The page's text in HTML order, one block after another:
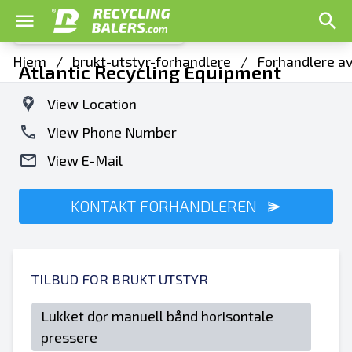
Hjem / brukt-utstyr-forhandlere / Forhandlere
Atlantic Recycling Equipment
View Location
View Phone Number
View E-Mail
KONTAKT FORHANDLEREN
TILBUD FOR BRUKT UTSTYR
Lukket dør manuell bånd horisontale
pressere